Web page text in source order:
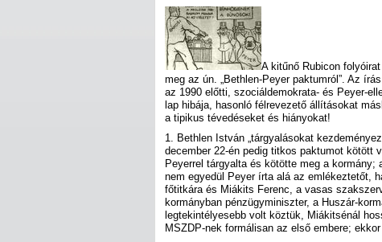
A kitűnő Rubicon
meg az ún. „Bethlen-Peyer paktumról”. Az
az 1990 előtti, szociáldemokrata- és Peyer-
lap hibája, hasonló félrevezető állításokat
a tipikus tévedéseket és hiányokat!
1. Bethlen István „tárgyalásokat
december 22-én pedig titkos paktumot kötött
Peyerrel tárgyalta és kötötte meg a
nem egyedül Peyer írta alá az emlékeztetőt,
főtitkára és Miákits Ferenc, a vasas
kormányban pénzügyminiszter, a Huszár-
legtekintélyesebb volt köztük, Miákitsénál
MSZDP-nek formálisan az első embere;